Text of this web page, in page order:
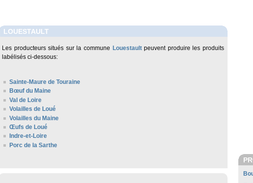
LOUESTAULT
Les producteurs situés sur la commune Louestaultpeuvent produire les produits
labélisés ci-dessous:
Sainte-Maure de Touraine
Bœuf du Maine
Val de Loire
Volailles de Loué
Volailles du Maine
Œufs de Loué
Indre-et-Loire
Porc de la Sarthe